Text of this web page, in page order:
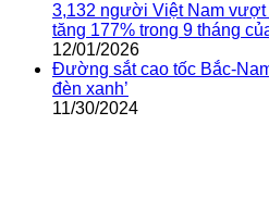
3,132 người Việt Nam vượt
tăng 177% trong 9 tháng
12/01/2026
Đường sắt cao tốc Bắc-
đèn xanh’
11/30/2024